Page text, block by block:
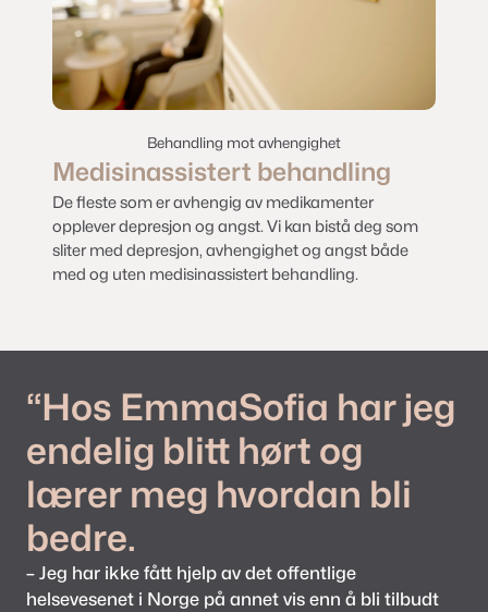
Behandling mot avhengighet
Medisinassistert behandling
De fleste som er avhengig av medikamenter
opplever depresjon og angst. Vi kan bistå deg som
sliter med depresjon, avhengighet og angst både
med og uten medisinassistert behandling.
“Hos EmmaSofia har jeg
endelig blitt hørt og
lærer meg hvordan bli
bedre.
– Jeg har ikke fått hjelp av det offentlige
helsevesenet i Norge på annet vis enn å bli tilbudt